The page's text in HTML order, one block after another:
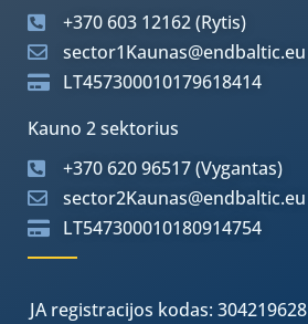
+370 603 12162 (Rytis)
sector1Kaunas@endbaltic.eu
LT457300010179618414
Kauno 2 sektorius
+370 620 96517 (Vygantas)
sector2Kaunas@endbaltic.eu
LT547300010180914754
JA registracijos kodas: 304219628